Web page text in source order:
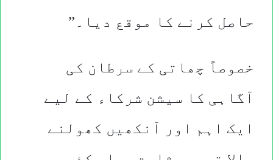
حاصل کرنے کا موقع دیا۔”
خصوصاً چھاتی کے سرطان کی
آگاہی کا سیشن شرکاء کے لیے
ایک اہم اور آنکھیں کھولنے